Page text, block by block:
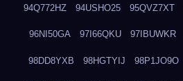
94Q772HZ 94USHO25 95QVZ7XT
96NI50GA 97I66QKU 97IBUWKR
98DD8YXB 98HGTYIJ 98P1JO9O